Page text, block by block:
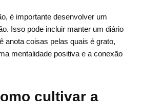
é importante desenvolver um
Isso pode incluir manter um diário
anota coisas pelas quais é grato,
mentalidade positiva e a conexão
cultivar a